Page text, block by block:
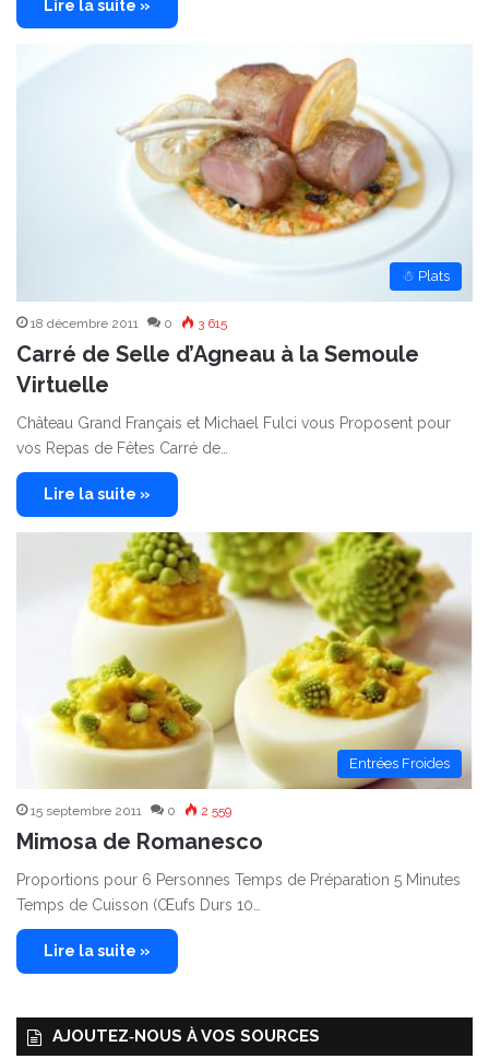
Lire la suite »
☃ Plats
18 décembre 2011 0 3 615
Carré de Selle d’Agneau à la Semoule
Virtuelle
Château Grand Français et Michael Fulci vous Proposent pour
vos Repas de Fêtes Carré de…
Lire la suite »
Entrées Froides
15 septembre 2011 0 2 559
Mimosa de Romanesco
Proportions pour 6 Personnes Temps de Préparation 5 Minutes
Temps de Cuisson (Œufs Durs 10…
Lire la suite »
AJOUTEZ‑NOUS À VOS SOURCES